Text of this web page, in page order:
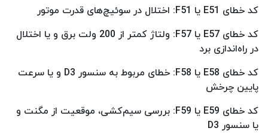
کد خطای E51 یا F51: اختلال در سوئیچ‌های قدرت موتور
کد خطای E57 یا F57: ولتاژ کمتر از 200 ولت برق و یا اختلال
در راه‌اندازی برد
کد خطای E58 یا F58: خطای مربوط به سنسور D3 و یا سرعت
پایین چرخش
کد خطای E59 یا F59: بررسی سیم‌کشی، موقعیت از مگنت و
یا سنسور D3